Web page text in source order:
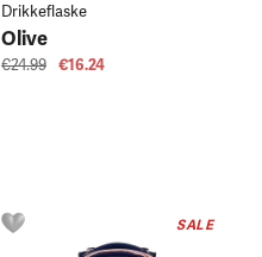
Drikkeflaske
Olive
€24.99 €16.24
SALE